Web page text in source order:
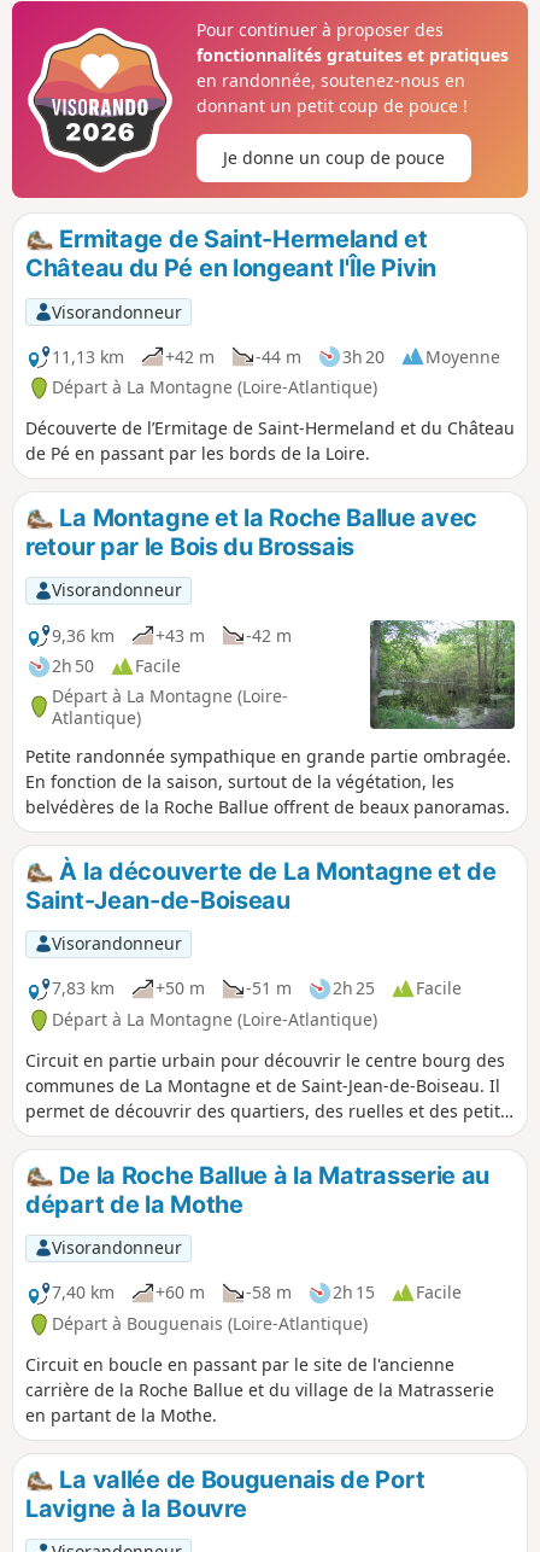
que l'accès à la base de loisirs n'est
possible gratuitement que hors saison
estivale, de septembre à mi-juin.
Pour continuer à proposer des
fonctionnalités gratuites et pratiques
en randonnée, soutenez-nous en
donnant un petit coup de pouce !
Je donne un coup de pouce
Ermitage de Saint-Hermeland et
Château du Pé en longeant l'Île Pivin
Visorandonneur
11,13 km
+42 m -44 m 3h 20
Moyenne
Départ à La Montagne (Loire-Atlantique)
Découverte de l’Ermitage de Saint-Hermeland et du Château
de Pé en passant par les bords de la Loire.
La Montagne et la Roche Ballue avec
retour par le Bois du Brossais
Visorandonneur
9,36 km
+43 m
-42 m
2h 50
Facile
Départ à La Montagne (Loire-
Atlantique)
Petite randonnée sympathique en grande partie ombragée.
En fonction de la saison, surtout de la végétation, les
belvédères de la Roche Ballue offrent de beaux panoramas.
À la découverte de La Montagne et de
Saint-Jean-de-Boiseau
Visorandonneur
7,83 km
+50 m -51 m 2h 25
Facile
Départ à La Montagne (Loire-Atlantique)
Circuit en partie urbain pour découvrir le centre bourg des
communes de La Montagne et de Saint-Jean-de-Boiseau. Il
permet de découvrir des quartiers, des ruelles et des petits
chemins de la périphérie méconnus.
De la Roche Ballue à la Matrasserie au
départ de la Mothe
Visorandonneur
7,40 km
+60 m -58 m 2h 15
Facile
Départ à Bouguenais (Loire-Atlantique)
Circuit en boucle en passant par le site de l'ancienne
carrière de la Roche Ballue et du village de la Matrasserie
en partant de la Mothe.
La vallée de Bouguenais de Port
Lavigne à la Bouvre